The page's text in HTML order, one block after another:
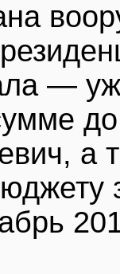
—
а